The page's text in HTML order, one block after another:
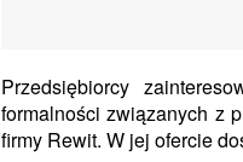
Przedsiębiorcy
formalności związanych z
firmy Rewit. W jej ofercie